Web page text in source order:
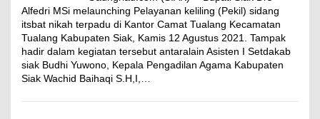
Alfedri MSi melaunching Pelayanan keliling (Pekil) sidang
itsbat nikah terpadu di Kantor Camat Tualang Kecamatan
Tualang Kabupaten Siak, Kamis 12 Agustus 2021. Tampak
hadir dalam kegiatan tersebut antaralain Asisten I Setdakab
siak Budhi Yuwono, Kepala Pengadilan Agama Kabupaten
Siak Wachid Baihaqi S.H,I,…